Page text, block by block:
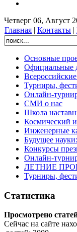
Четверг 06, Август
Главная | Контакты |
Основные
Официальные
Турниры,
Онлайн-
СМИ о нас
Школа
Космический
Инженерные
Будущее
Конкурсы
Онлайн-
ЛЕТНИЕ
Турниры,
Статистика
Просмотрено
Сейчас на сайте